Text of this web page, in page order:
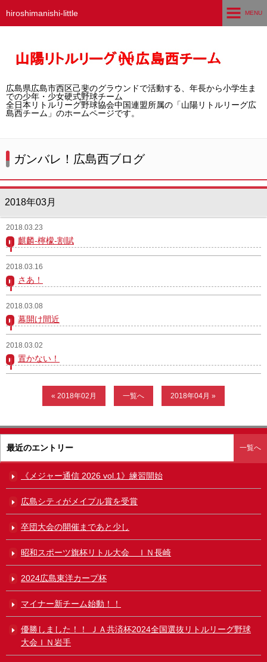
hiroshimanishi-little
広島県広島市西区己斐のグラウンドで活動する、年長から小学生ま
での少年・少女硬式野球チーム
全日本リトルリーグ野球協会中国連盟所属の「山陽リトルリーグ広
島西チーム」のホームページです。
MENU
広島西チームとは
選手募集／体験・見学
試合結果
想い出アルバム
卒団生の声
ガンバレ！広島西ブログ
質問コーナー Ｑ＆Ａ
リトルリーグについて
ガンバレ！広島西ブログ
2018年03月
2018.03.23
麒麟-檸檬-割賦
2018.03.16
さあ！
2018.03.08
幕開け間近
2018.03.02
置かない！
« 2018年02月 一覧へ 2018年04月 »
最近のエントリー 一覧へ
《メジャー通信 2026 vol.1》練習開始
広島シティがメイプル賞を受賞
卒団大会の開催まであと少し
昭和スポーツ旗杯リトル大会 ＩＮ長崎
2024広島東洋カープ杯
マイナー新チーム始動！！
優勝しました！！ ＪＡ共済杯2024全国選抜リトルリーグ野球
大会ＩＮ岩手